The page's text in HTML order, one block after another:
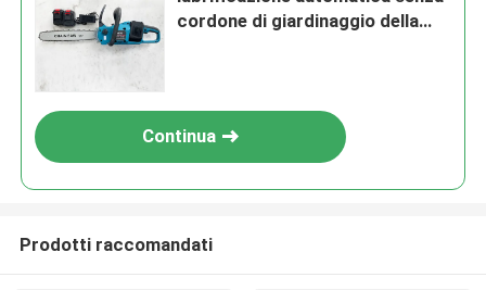
cordone di giardinaggio della
Continua
Prodotti raccomandati